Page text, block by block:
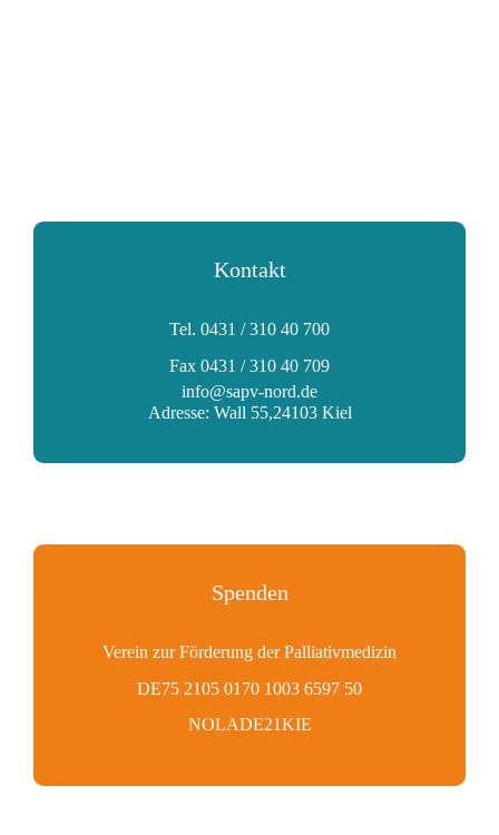
Kontakt
Tel. 0431 / 310 40 700
Fax 0431 / 310 40 709
info@sapv-nord.de
Adresse: Wall 55,24103 Kiel
Spenden
Verein zur Förderung der Palliativmedizin
DE75 2105 0170 1003 6597 50
NOLADE21KIE